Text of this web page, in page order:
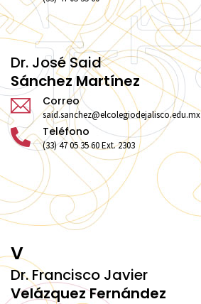
Dr. José Said
Sánchez Martínez
Correo
said.sanchez@elcolegiodejalisco.edu.mx
Teléfono
(33) 47 05 35 60 Ext. 2303
V
Dr. Francisco Javier
Velázquez Fernández